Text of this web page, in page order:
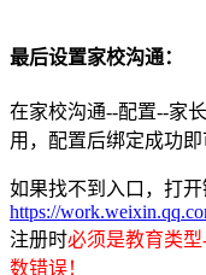
最后设置家校沟通：
在家校沟通--配置--家
用，配置后绑定成功即
如果找不到入口，打
https://
注册时必须是教育类
数错误！